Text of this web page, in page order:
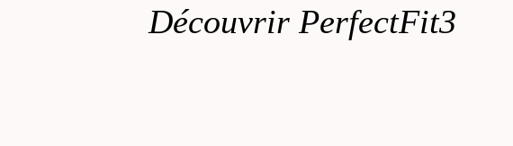
Découvrir PerfectFit3